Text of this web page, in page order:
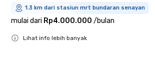
1.3 km dari stasiun mrt bundaran senayan
mulai dari Rp4.000.000 /bulan
Lihat info lebih banyak